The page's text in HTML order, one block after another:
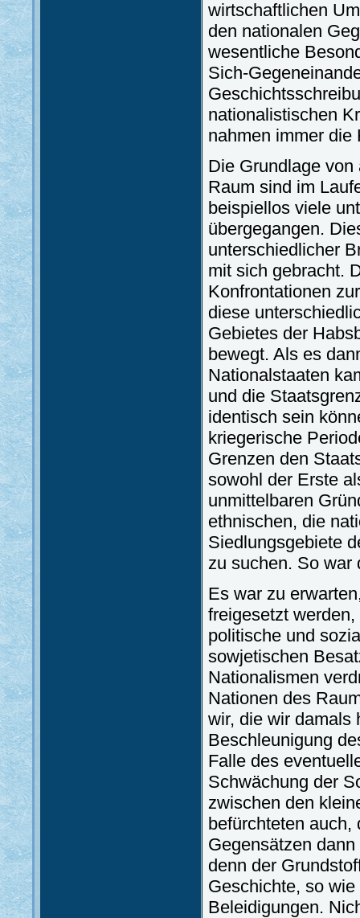
wirtschaftlichen
den nationalen
wesentliche
Sich-
nationalistischen
nahmen immer die
Die Grundlage
Raum sind im
beispiellos viele
übergegangen.
unterschiedlicher
mit sich gebracht.
Konfrontationen
diese
Gebietes der
bewegt. Als es
Nationalstaaten
und die
identisch sein
kriegerische
Grenzen den
sowohl der Erste
unmittelbaren
ethnischen, die
Siedlungsgebiete
zu suchen. So war
Es war zu
freigesetzt
politische und
sowjetischen
Nationalismen
Nationen des
wir, die wir damals
Beschleunigung
Falle des
Schwächung der
zwischen den
befürchteten auch,
Gegensätzen
denn der
Geschichte, so
Beleidigungen.